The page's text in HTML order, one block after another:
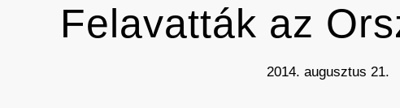
Felavatták az
2014. augusztus 21.